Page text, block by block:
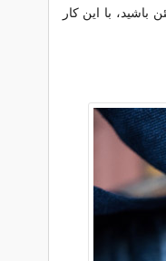
با این کار